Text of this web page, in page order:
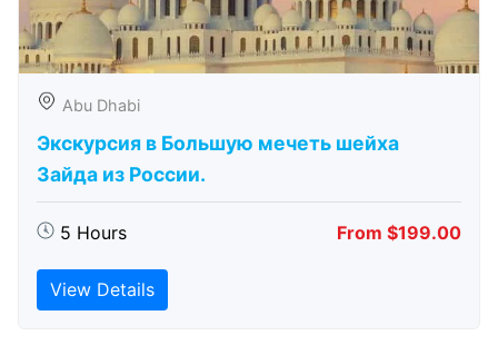
Abu Dhabi
Экскурсия в Большую мечеть шейха
Зайда из России.
5 Hours From $199.00
View Details